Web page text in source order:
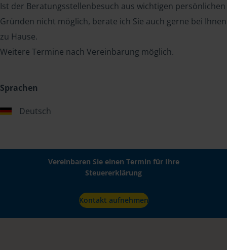
Ist der Beratungsstellenbesuch aus wichtigen persönlichen
Gründen nicht möglich, berate ich Sie auch gerne bei Ihnen
zu Hause.
Weitere Termine nach Vereinbarung möglich.
Sprachen
Deutsch
Vereinbaren Sie einen Termin für Ihre
Steuererklärung
Kontakt aufnehmen